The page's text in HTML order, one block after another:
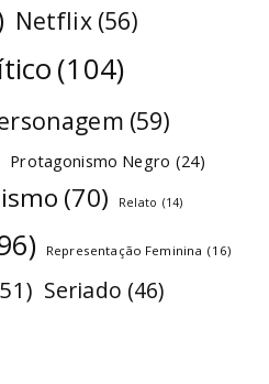
Netflix (56)
(104)
(59)
Protagonismo Negro (24)
(70) Relato (14)
Representação Feminina (16)
Seriado (46)